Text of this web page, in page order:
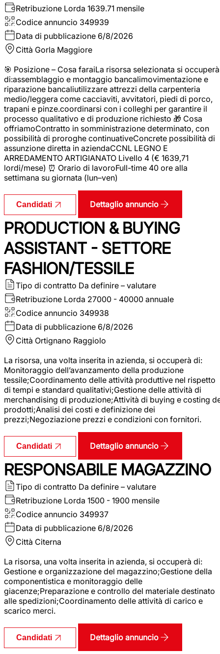
Retribuzione Lorda 1639.71 mensile
Codice annuncio 349939
Data di pubblicazione 6/8/2026
Città Gorla Maggiore
🎯 Posizione – Cosa faraiLa risorsa selezionata si occuperà
di:assemblaggio e montaggio bancalimovimentazione e
riparazione bancaliutilizzare attrezzi della carpenteria
medio/leggera come cacciaviti, avvitatori, piedi di porco,
trapani e pinze.coordinarsi con i colleghi per garantire il
processo qualitativo e di produzione richiesto 🎁 Cosa
offriamoContratto in somministrazione determinato, con
possibilità di proroghe continuativeConcrete possibilità di
assunzione diretta in aziendaCCNL LEGNO E
ARREDAMENTO ARTIGIANATO Livello 4 (€ 1639,71
lordi/mese) ⏰ Orario di lavoroFull-time 40 ore alla
settimana su giornata (lun–ven)
Candidati Dettaglio annuncio
PRODUCTION & BUYING
ASSISTANT - SETTORE
FASHION/TESSILE
Tipo di contratto Da definire – valutare
Retribuzione Lorda 27000 - 40000 annuale
Codice annuncio 349938
Data di pubblicazione 6/8/2026
Città Ortignano Raggiolo
La risorsa, una volta inserita in azienda, si occuperà di:
Monitoraggio dell’avanzamento della produzione
tessile;Coordinamento delle attività produttive nel rispetto
di tempi e standard qualitativi;Gestione delle attività di
merchandising di produzione;Attività di buying e costing
prodotti;Analisi dei costi e definizione dei
prezzi;Negoziazione prezzi e condizioni con fornitori.
Candidati Dettaglio annuncio
RESPONSABILE MAGAZZINO
Tipo di contratto Da definire – valutare
Retribuzione Lorda 1500 - 1900 mensile
Codice annuncio 349937
Data di pubblicazione 6/8/2026
Città Citerna
La risorsa, una volta inserita in azienda, si occuperà di:
Gestione e organizzazione del magazzino;Gestione della
componentistica e monitoraggio delle
giacenze;Preparazione e controllo del materiale destinato
alle spedizioni;Coordinamento delle attività di carico e
scarico merci.
Candidati Dettaglio annuncio